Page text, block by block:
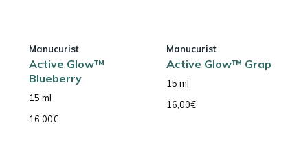
Manucurist
Active Glow™
Blueberry
15 ml
16,00€
Manucurist
Active Glow™ Grap
15 ml
16,00€